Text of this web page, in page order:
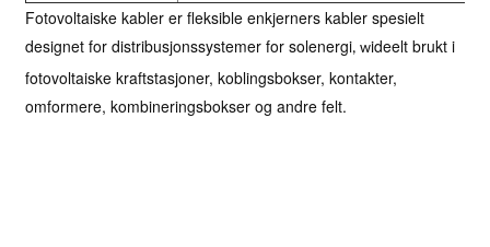
Fotovoltaiske kabler er fleksible enkjerners kabler spesielt
designet for distribusjonssystemer for solenergi, wideelt brukt i
fotovoltaiske kraftstasjoner, koblingsbokser, kontakter,
omformere, kombineringsbokser og andre felt.